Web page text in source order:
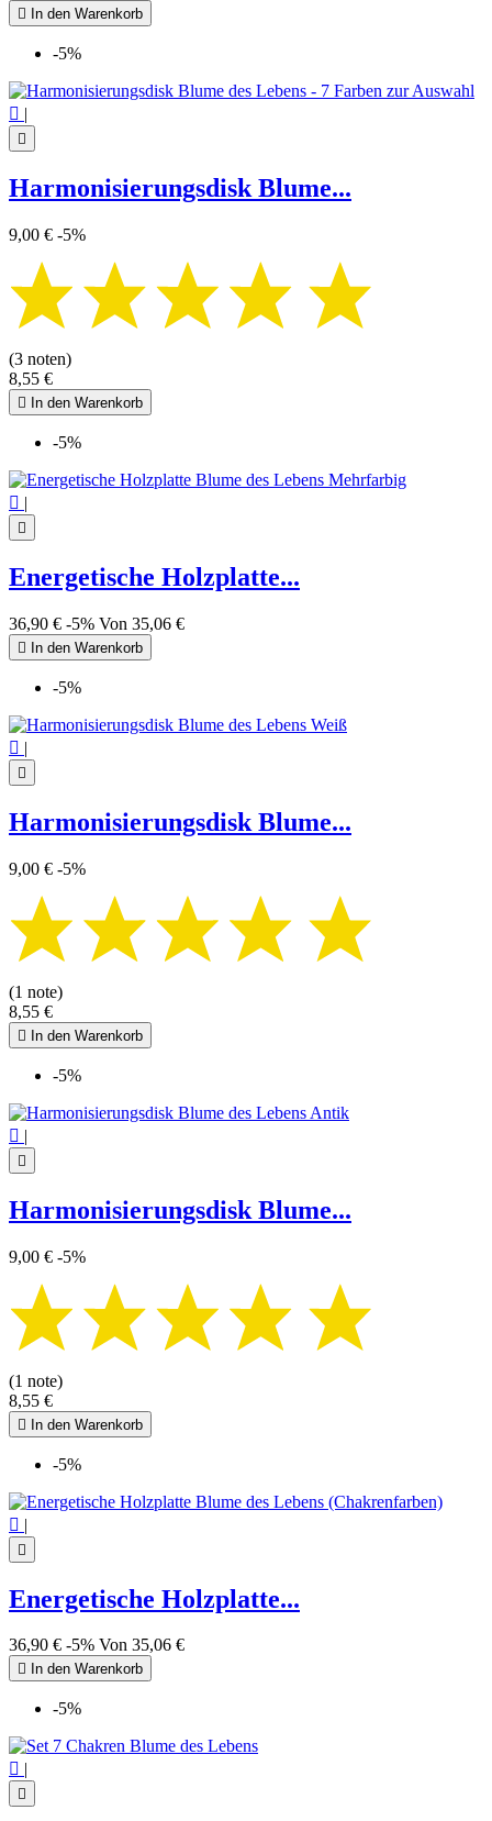
 In den Warenkorb
-5%
 |

Harmonisierungsdisk Blume...
9,00 € -5%
(3 noten)
8,55 €
 In den Warenkorb
-5%
 |

Energetische Holzplatte...
36,90 € -5% Von 35,06 €
 In den Warenkorb
-5%
 |

Harmonisierungsdisk Blume...
9,00 € -5%
(1 note)
8,55 €
 In den Warenkorb
-5%
 |

Harmonisierungsdisk Blume...
9,00 € -5%
(1 note)
8,55 €
 In den Warenkorb
-5%
 |

Energetische Holzplatte...
36,90 € -5% Von 35,06 €
 In den Warenkorb
-5%

